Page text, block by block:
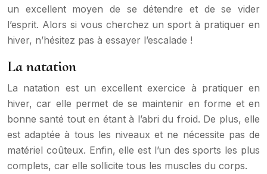
un excellent moyen de se détendre et de se vider
l’esprit. Alors si vous cherchez un sport à pratiquer en
hiver, n’hésitez pas à essayer l’escalade !
La natation
La natation est un excellent exercice à pratiquer en
hiver, car elle permet de se maintenir en forme et en
bonne santé tout en étant à l’abri du froid. De plus, elle
est adaptée à tous les niveaux et ne nécessite pas de
matériel coûteux. Enfin, elle est l’un des sports les plus
complets, car elle sollicite tous les muscles du corps.